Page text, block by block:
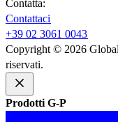
Contatta:​​
Contattaci​​
+39 02 3061 0043​​
Copyright © 2026
riservati.​​
Prodotti G-P​​